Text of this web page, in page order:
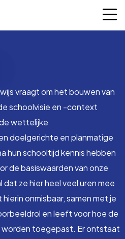
vraagt om het bouwen van
schoolvisie en -context
wettelijke
doelgerichte en planmatige
hun schooltijd kennis hebben
de basiswaarden van onze
dat ze hier heel veel uren mee
onmisbaar, samen met je
en leeft voor hoe de
toegepast. Er ontstaat